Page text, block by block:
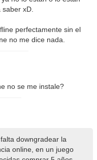
saber xD.
perfectamente sin el
no me dice nada.
no se me instale?
downgradear la
online, en un juego